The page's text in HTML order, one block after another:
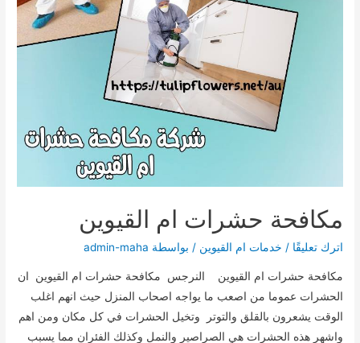
مكافحة حشرات ام القيوين
اترك تعليقًا / خدمات ام القيوين / بواسطة admin-maha
مكافحة حشرات ام القيوين النرجس مكافحة حشرات ام القيوين ان
الحشرات عموما من اصعب ما يواجه اصحاب المنزل حيث انهم اغلب
الوقت يشعرون بالقلق والتوتر وتخيل الحشرات في كل مكان ومن اهم
واشهر هذه الحشرات هي الصراصير والنمل وكذلك الفئران مما يسبب